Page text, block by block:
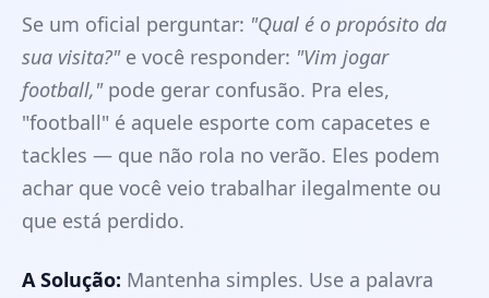
Se um oficial perguntar: "Qual é o propósito da
sua visita?"e você responder: "Vim jogar
football,"pode gerar confusão. Pra eles,
"football" é aquele esporte com capacetes e
tackles — que não rola no verão. Eles podem
achar que você veio trabalhar ilegalmente ou
que está perdido.
A Solução: Mantenha simples. Use a palavra